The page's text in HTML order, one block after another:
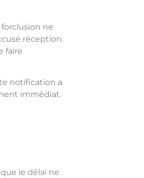
forclusion ne
réception.
faire
notification a
immédiat.
le délai ne